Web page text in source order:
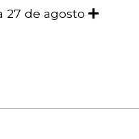
27 de agosto